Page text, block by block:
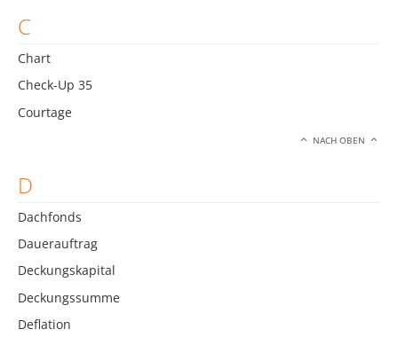
C
Chart
Check-Up 35
Courtage
NACH OBEN
D
Dachfonds
Dauerauftrag
Deckungskapital
Deckungssumme
Deflation